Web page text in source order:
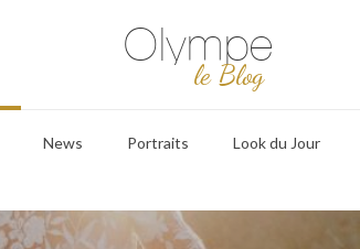
Olympe
le Blog
News Portraits Look du Jour